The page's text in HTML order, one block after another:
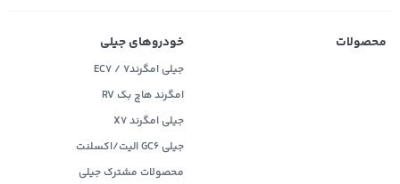
محصولات خودروهای جیلی
جیلی امگرند۷ / EC7
امگرند هاچ بک RV
جیلی امگرند X7
جیلی GC6 الیت/اکسلنت
محصولات مشترک جیلی